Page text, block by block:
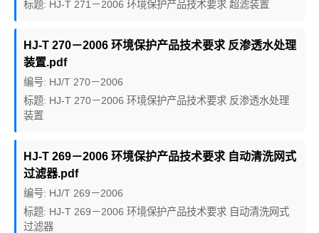
标题: HJ-T 271－2006 环境保护产品技术要求 超滤装置
HJ-T 270－2006 环境保护产品技术要求 反渗透水处理
装置.pdf
编号: HJ/T 270－2006
标题: HJ-T 270－2006 环境保护产品技术要求 反渗透水处理
装置
HJ-T 269－2006 环境保护产品技术要求 自动清洗网式
过滤器.pdf
编号: HJ/T 269－2006
标题: HJ-T 269－2006 环境保护产品技术要求 自动清洗网式
过滤器